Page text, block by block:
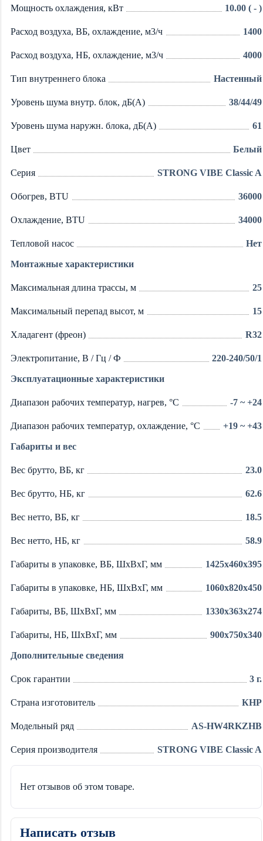
Мощность охлаждения, кВт 10.00 ( - )
Расход воздуха, ВБ, охлаждение, м3/ч 1400
Расход воздуха, НБ, охлаждение, м3/ч 4000
Тип внутреннего блока Настенный
Уровень шума внутр. блок, дБ(А) 38/44/49
Уровень шума наружн. блока, дБ(А) 61
Цвет Белый
Серия STRONG VIBE Classic A
Обогрев, BTU 36000
Охлаждение, BTU 34000
Тепловой насос Нет
Монтажные характеристики
Максимальная длина трассы, м 25
Максимальный перепад высот, м 15
Хладагент (фреон) R32
Электропитание, В / Гц / Ф 220-240/50/1
Эксплуатационные характеристики
Диапазон рабочих температур, нагрев, °C -7 ~ +24
Диапазон рабочих температур, охлаждение, °C +19 ~ +43
Габариты и вес
Вес брутто, ВБ, кг 23.0
Вес брутто, НБ, кг 62.6
Вес нетто, ВБ, кг 18.5
Вес нетто, НБ, кг 58.9
Габариты в упаковке, ВБ, ШxВxГ, мм 1425x460x395
Габариты в упаковке, НБ, ШxВxГ, мм 1060x820x450
Габариты, ВБ, ШxВxГ, мм 1330x363x274
Габариты, НБ, ШxВxГ, мм 900x750x340
Дополнительные сведения
Срок гарантии 3 г.
Страна изготовитель КНР
Модельный ряд AS-HW4RKZHB
Серия производителя STRONG VIBE Classic A
Нет отзывов об этом товаре.
Написать отзыв